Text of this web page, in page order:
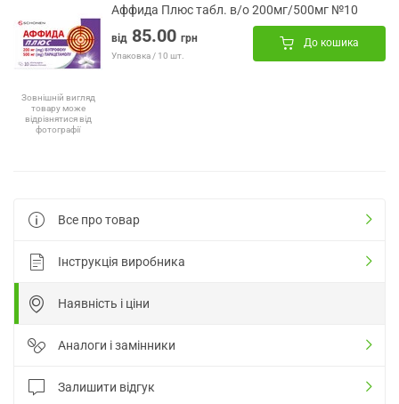
Зовнішній вигляд
товару може
відрізнятися від
фотографії
Аффида Плюс табл. в/о 200мг/500мг №10
від 85.00 грн
Упаковка / 10 шт.
До кошика
Все про товар
Інструкція виробника
Наявність і ціни
Аналоги і замінники
Залишити відгук